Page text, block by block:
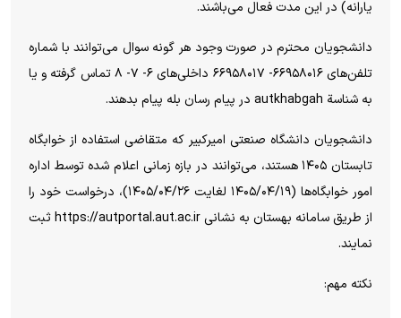
یارانه) در این مدت فعال می‌باشند.
دانشجویان محترم در صورت وجود هر گونه سوال می‌توانند با شماره
تلفن‌های ۶۶۹۵۸۰۱۶- ۶۶۹۵۸۰۱۷ داخلی‌های ۶- ۷- ۸ تماس گرفته و یا
به شناسة autkhabgah در پیام رسان بله پیام بدهند.
دانشجویان دانشگاه صنعتی امیرکبیر که متقاضی استفاده از خوابگاه
تابستان ۱۴۰۵ هستند، می‌توانند در بازه زمانی اعلام شده توسط اداره
امور خوابگاه‌ها (۱۴۰۵/۰۴/۱۹ لغایت ۱۴۰۵/۰۴/۲۶)، درخواست خود را
از طریق سامانه بهستان به نشانی https://autportal.aut.ac.ir ثبت
نمایند.
نکته مهم: